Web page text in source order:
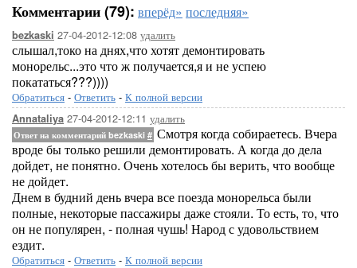
Комментарии (79): вперёд» последняя»
bezkaski 27-04-2012-12:08 удалить
слышал,токо на днях,что хотят демонтировать
монорельс...это что ж получается,я и не успею
покататься???))))
Обратиться - Ответить - К полной версии
Annataliya 27-04-2012-12:11 удалить
Ответ на комментарий bezkaski # Смотря когда собираетесь. Вчера
вроде бы только решили демонтировать. А когда до дела
дойдет, не понятно. Очень хотелось бы верить, что вообще
не дойдет.
Днем в будний день вчера все поезда монорельса были
полные, некоторые пассажиры даже стояли. То есть, то, что
он не популярен, - полная чушь! Народ с удовольствием
ездит.
Обратиться - Ответить - К полной версии